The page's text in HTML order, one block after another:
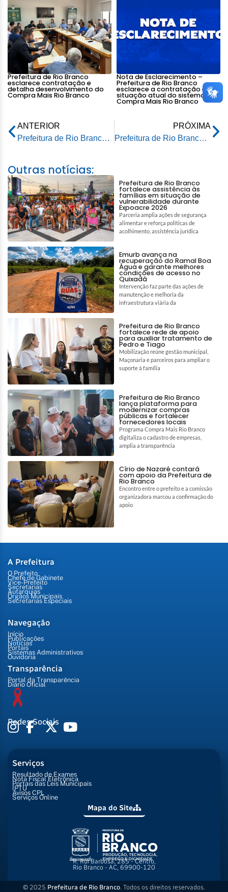
Prefeitura de Rio Branco
esclarece contratação e
detalha desenvolvimento do
Compra Mais Rio Branco
Nota de Esclarecimento –
Prefeitura de Rio Branco
esclarece a contratação e a
situação atual do sistema
Compra Mais Rio Branco
ANTERIOR
Prefeitura de Rio Branco recebe do Incra área urbana para regularização fundiária
PRÓXIMA
Prefeitura de Rio Branco fornece insumos ao Governo do Estado na recuperação de ramais na zona rural da capital
Outras notícias:
Prefeitura de Rio Branco
fortalece assistência às
famílias em situação de
vulnerabilidade durante
Expoacre 2026
Parceria amplia ações de segurança
alimentar e reforça políticas de
acolhimento, assistência jurídica
Emurb avança na
recuperação do Ramal Boa
Água e garante melhores
condições de acesso no
Quixadá
Intervenção faz parte das ações de
manutenção e melhoria da
infraestrutura viária da
Prefeitura de Rio Branco
fortalece rede de apoio
para auxiliar tratamento de
Pedro e Tiago
Mobilização reúne gestão municipal,
Maçonaria e parceiros para ampliar o
suporte à família
Prefeitura de Rio Branco
lança plataforma para
modernizar compras
públicas e fortalecer
fornecedores locais
Programa Compra Mais Rio Branco
digitaliza o cadastro de empresas,
amplia a transparência
Círio de Nazaré contará
com apoio da Prefeitura de
Rio Branco
Encontro entre o prefeito e a comissão
organizadora marcou a confirmação do
apoio
A Prefeitura
O Prefeito
Chefe de Gabinete
Vice-Prefeito
Secretarias
Autarquias
Órgãos Municipais
Secretarias Especiais
Navegação
Início
Publicações
Notícias
Portais
Sistemas Administrativos
Ouvidoria
Transparência
Portal da Transparência
Diário Oficial
Redes Sociais
Serviços
Resultado de Exames
Nota Fiscal Eletrônica
Portais das Leis Municipais
IPTU
Avisos CPL
Serviços Online
Mapa do Site
R. Rui Barbosa, 285 - Centro,
Rio Branco - AC, 69900-120
© 2025 Prefeitura de Rio Branco . Todos os direitos reservados.